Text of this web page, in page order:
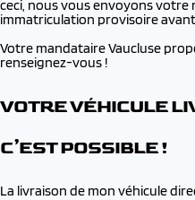
ceci, nous vous envoyons votre
immatriculation provisoire
Votre mandataire Vaucluse
renseignez-vous !
VOTRE VÉHICULE
C’EST POSSIBLE !
La livraison de mon véhicule